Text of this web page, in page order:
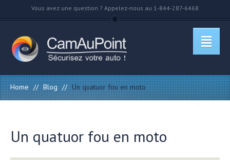
Vous avez une question ? Appelez-nous au 1-844-287-6468
Home // Blog // Un quatuor fou en moto
Un quatuor fou en moto